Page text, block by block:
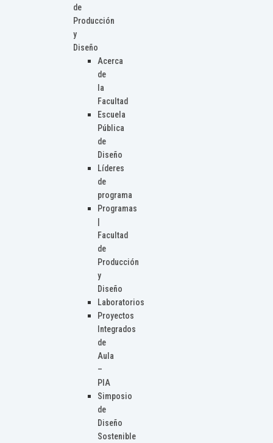
de
Producción
y
Diseño
Acerca
de
la
Facultad
Escuela
Pública
de
Diseño
Líderes
de
programa
Programas
Facultad
de
Producción
y
Diseño
Laboratorios
Proyectos
Integrados
de
Aula
–
PIA
Simposio
de
Diseño
Sostenible